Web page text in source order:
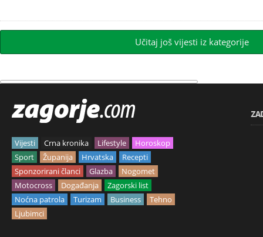
Učitaj još vijesti iz kategorije
Vijesti Crna kronika Lifestyle
Horoskop
Sport
Županija Hrvatska
Recepti
Sponzorirani članci
Glazba
Nogomet
Motocross
Događanja
Zagorski list
Noćna patrola
Turizam Business
Tehno
Ljubimci